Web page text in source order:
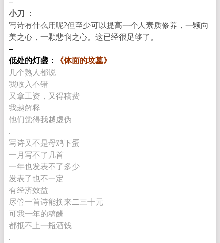
小刀 ：
写诗有什么用呢?但至少可以提高一个人素质修养，一颗向
美之心， 一颗悲悯之心。这已经很足够了。
–
低处的灯盏：
《体面的坟墓》
几个熟人都说
我收入不错
又拿工资，又得稿费
我越解释
他们觉得我越虚伪
.
写诗又不是母鸡下蛋
一月写不了几首
一年也发表不了多少
发表了也不一定
有经济效益
尽管一首诗能换来二三十元
可我一年的稿酬
都抵不上一瓶酒钱
.